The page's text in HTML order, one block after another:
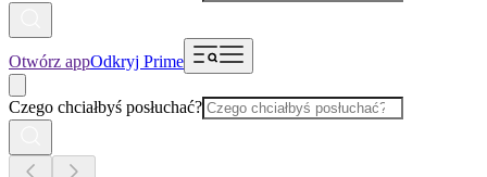
Otwórz appOdkryj Prime
Czego chciałbyś posłuchać?